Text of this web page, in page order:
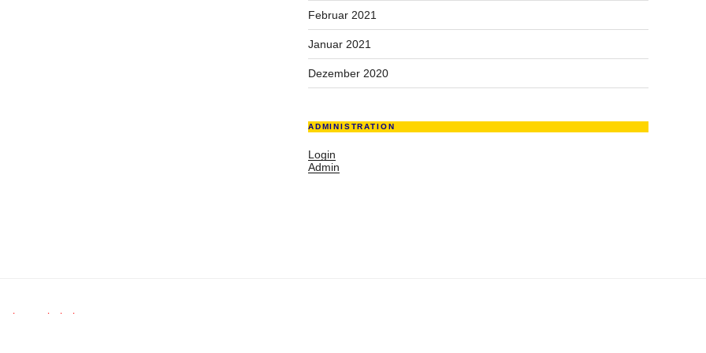
Februar 2021
Januar 2021
Dezember 2020
ADMINISTRATION
Login
Admin
vorbehalten.